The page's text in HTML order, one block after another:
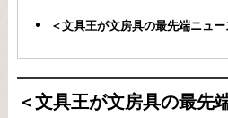
＜文具王が文房具の最先端ニュ
＜文具王が文房具の最先